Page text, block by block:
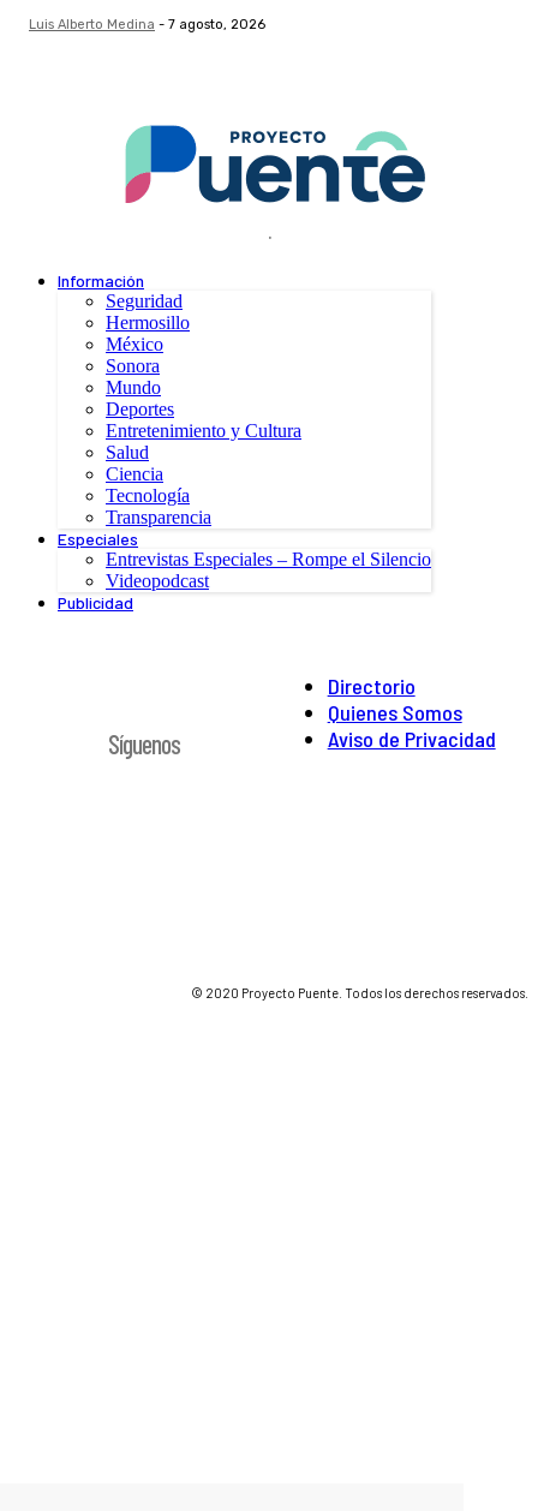
Luis Alberto Medina - 7 agosto, 2026
.
Información
Seguridad
Hermosillo
México
Sonora
Mundo
Deportes
Entretenimiento y Cultura
Salud
Ciencia
Tecnología
Transparencia
Especiales
Entrevistas Especiales – Rompe el Silencio
Videopodcast
Publicidad
Directorio
Quienes Somos
Aviso de Privacidad
Síguenos
© 2020 Proyecto Puente. Todos los derechos reservados.